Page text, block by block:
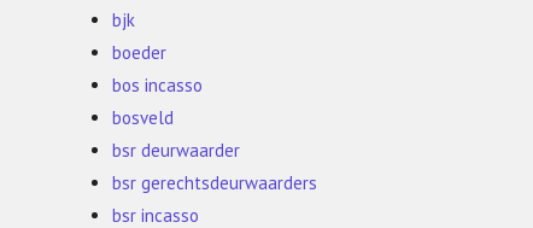
bjk
boeder
bos incasso
bosveld
bsr deurwaarder
bsr gerechtsdeurwaarders
bsr incasso